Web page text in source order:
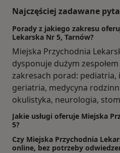
Najczęściej zadawane
Porady z jakiego zakresu
Lekarska Nr 5, Tarnów?
Miejska Przychodnia
dysponuje dużym
zakresach porad:
geriatria, medycyna
okulistyka, neurologia,
Jakie usługi oferuje Miejska
5?
Czy Miejska Przychodnia
online, bez potrzeby